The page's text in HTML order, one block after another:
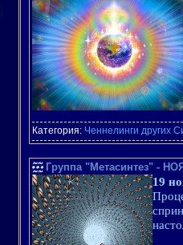
Категория: Ченнелинги других
Группа "Метасинтез" -
19